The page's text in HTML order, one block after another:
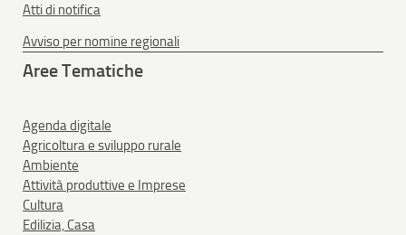
Atti di notifica
Avviso per nomine regionali
Aree Tematiche
Agenda digitale
Agricoltura e sviluppo rurale
Ambiente
Attività produttive e Imprese
Cultura
Edilizia, Casa